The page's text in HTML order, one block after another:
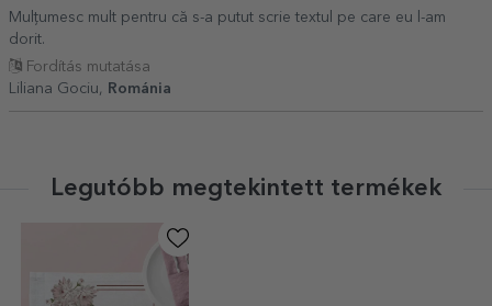
Mulțumesc mult pentru că s-a putut scrie textul pe care eu l-am
dorit.
Fordítás mutatása
Liliana Gociu,
Románia
Legutóbb megtekintett termékek